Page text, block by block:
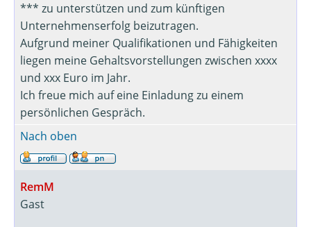
*** zu unterstützen und zum künftigen
Unternehmenserfolg beizutragen.
Aufgrund meiner Qualifikationen und Fähigkeiten
liegen meine Gehaltsvorstellungen zwischen xxxx
und xxx Euro im Jahr.
Ich freue mich auf eine Einladung zu einem
persönlichen Gespräch.
Nach oben
RemM
Gast